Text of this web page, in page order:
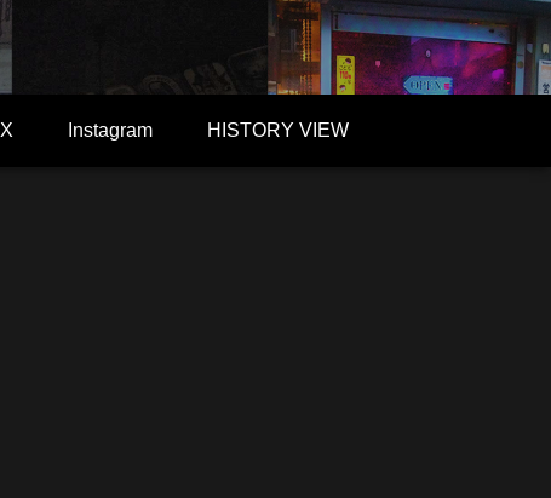
X Instagram HISTORY VIEW